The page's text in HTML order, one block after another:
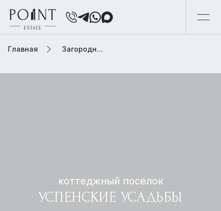
Главная Загородная элитная недвижимость
коттеджный поселок
УСПЕНСКИЕ УСАДЬБЫ